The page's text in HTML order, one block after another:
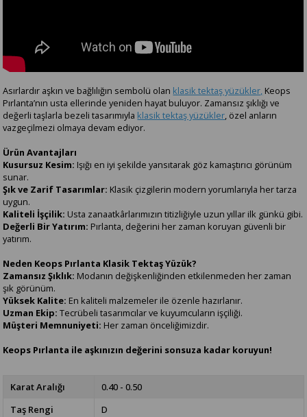
Asırlardır aşkın ve bağlılığın sembolü olan klasik tektaş yüzükler, Keops
Pırlanta’nın usta ellerinde yeniden hayat buluyor. Zamansız şıklığı ve
değerli taşlarla bezeli tasarımıyla klasik tektaş yüzükler, özel anların
vazgeçilmezi olmaya devam ediyor.
Ürün Avantajları
Kusursuz Kesim: Işığı en iyi şekilde yansıtarak göz kamaştırıcı görünüm
sunar.
Şık ve Zarif Tasarımlar: Klasik çizgilerin modern yorumlarıyla her tarza
uygun.
Kaliteli İşçilik: Usta zanaatkârlarımızın titizliğiyle uzun yıllar ilk günkü gibi.
Değerli Bir Yatırım: Pırlanta, değerini her zaman koruyan güvenli bir
yatırım.
Neden Keops Pırlanta Klasik Tektaş Yüzük?
Zamansız Şıklık: Modanın değişkenliğinden etkilenmeden her zaman
şık görünüm.
Yüksek Kalite: En kaliteli malzemeler ile özenle hazırlanır.
Uzman Ekip: Tecrübeli tasarımcılar ve kuyumcuların işçiliği.
Müşteri Memnuniyeti: Her zaman önceliğimizdir.
Keops Pırlanta ile aşkınızın değerini sonsuza kadar koruyun!
Karat Aralığı
0.40 - 0.50
Taş Rengi
D